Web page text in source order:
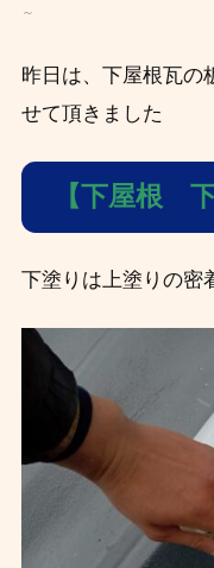
～
昨日は、下屋根瓦の
せて頂きました
【下屋根 下
下塗りは上塗りの密